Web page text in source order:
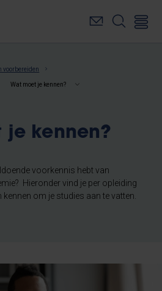
voorbereiden
Wat moet je kennen?
je kennen?
voorkennis hebt van
Hieronder vind je per opleiding
om je studies aan te vatten.